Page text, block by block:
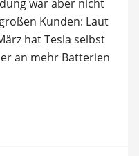
war aber nicht
Kunden: Laut
hat Tesla selbst
an mehr Batterien